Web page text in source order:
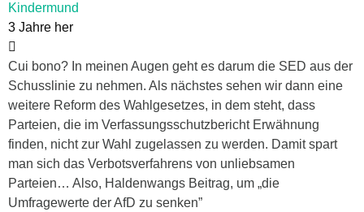
Kindermund
3 Jahre her
Cui bono? In meinen Augen geht es darum die SED aus der
Schusslinie zu nehmen. Als nächstes sehen wir dann eine
weitere Reform des Wahlgesetzes, in dem steht, dass
Parteien, die im Verfassungsschutzbericht Erwähnung
finden, nicht zur Wahl zugelassen zu werden. Damit spart
man sich das Verbotsverfahrens von unliebsamen
Parteien… Also, Haldenwangs Beitrag, um „die
Umfragewerte der AfD zu senken”